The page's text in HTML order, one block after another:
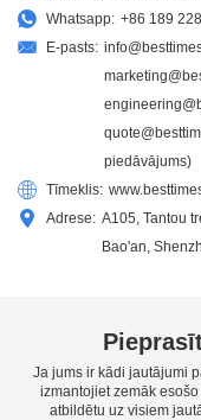
Whatsapp: +86 189
E-pasts:
piedāvājums)
Tīmeklis:
Adrese: A105, Tantou
Bao'an,
Ja jums ir kādi jautājumi
izmantojiet zemāk
atbildētu uz visiem